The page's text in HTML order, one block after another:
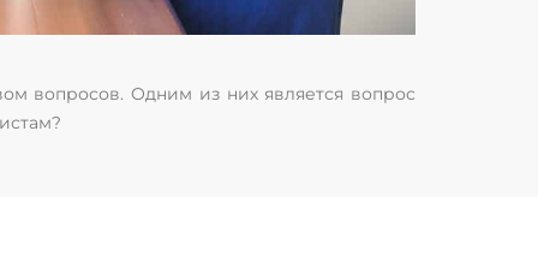
вопросов. Одним из них является вопрос